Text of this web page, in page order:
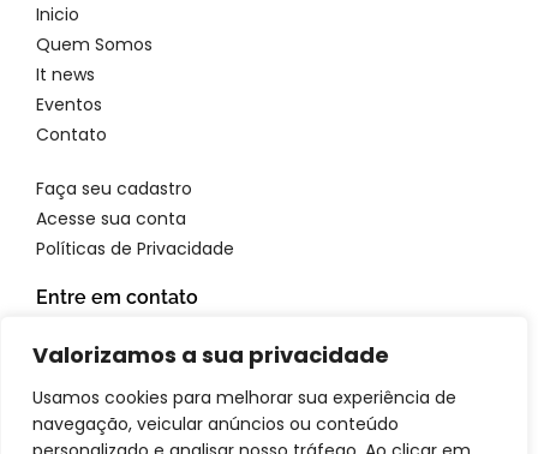
Valorizamos a sua privacidade
Usamos cookies para melhorar sua experiência de
navegação, veicular anúncios ou conteúdo
Inicio
Quem Somos
It news
Eventos
Contato
Faça seu cadastro
Acesse sua conta
Políticas de Privacidade
Entre em contato
Email: atendimento@itbrandsbr.com